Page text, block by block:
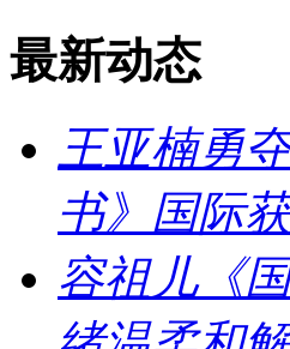
最新动态
王亚楠勇
书》国际
容祖儿《